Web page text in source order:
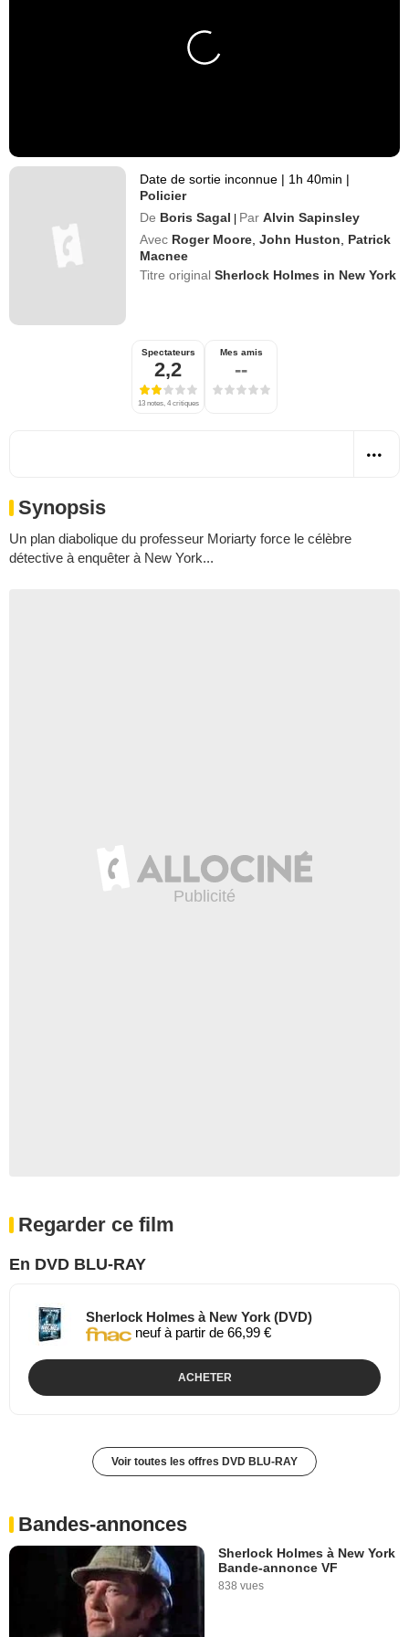
Date de sortie inconnue | 1h 40min |
Policier
De Boris Sagal | Par Alvin Sapinsley
Avec Roger Moore ,John Huston
Patrick
Macnee
Titre originalSherlock Holmes in New York
Spectateurs
2,2
13 notes, 4 critiques
Mes amis
--
Synopsis
Un plan diabolique du professeur Moriarty force le célèbre
détective à enquêter à New York...
Regarder ce film
En DVD BLU-RAY
Sherlock Holmes à New York (DVD)
neuf à partir de 66,99 €
ACHETER
Voir toutes les offres DVD BLU-RAY
Bandes-annonces
Sherlock Holmes à New York
Bande-annonce VF
838 vues